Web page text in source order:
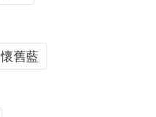
懷舊藍